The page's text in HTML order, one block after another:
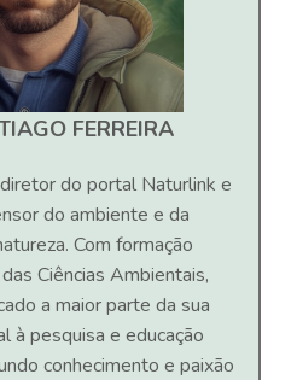
FERREIRA
do portal Naturlink e
do ambiente e da
Com formação
Ciências Ambientais,
a maior parte da sua
à pesquisa e educação
conhecimento e paixão